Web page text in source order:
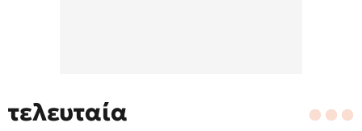
τελευταία